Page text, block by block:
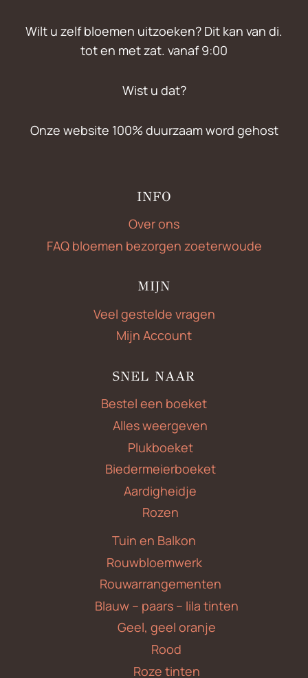
Wilt u zelf bloemen uitzoeken? Dit kan van di.
tot en met zat. vanaf 9:00
Wist u dat?
Onze website 100% duurzaam word gehost
INFO
Over ons
FAQ bloemen bezorgen zoeterwoude
MIJN
Veel gestelde vragen
Mijn Account
SNEL NAAR
Bestel een boeket
Alles weergeven
Plukboeket
Biedermeierboeket
Aardigheidje
Rozen
Tuin en Balkon
Rouwbloemwerk
Rouwarrangementen
Blauw – paars – lila tinten
Geel, geel oranje
Rood
Roze tinten